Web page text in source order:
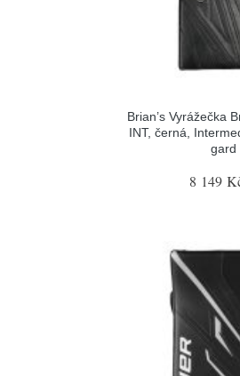
Brian’s Vyrážečka
INT, černá,
gard
8 149